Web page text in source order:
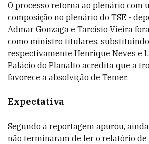
O processo retorna ao plenário com
composição no plenário do TSE -
Admar Gonzaga e Tarcisio Vieira
como ministro titulares, substituindo
respectivamente Henrique Neves e
Palácio do Planalto acredita que a
favorece a absolvição de Temer.
Expectativa
Segundo a reportagem apurou,
não terminaram de ler o relatório de